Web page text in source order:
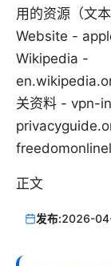
用的资源（文
Website -
Wikipedia -
关资料 - vpn-
正文
发布:2026-